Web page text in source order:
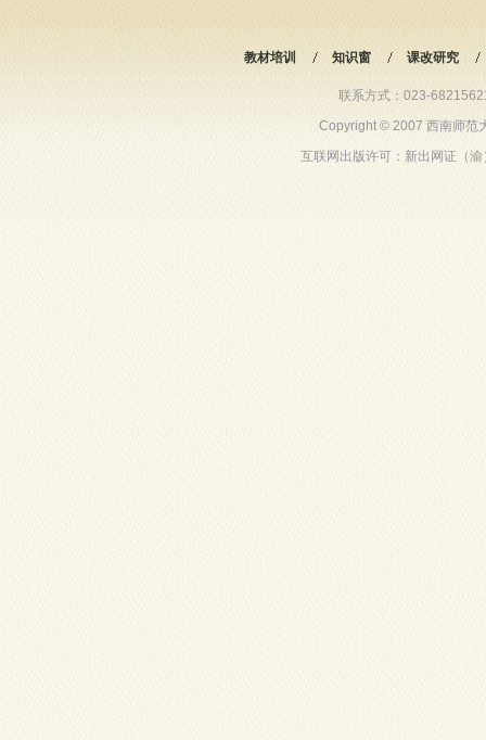
教材培训 知识窗 课改研究
联系方式：023-
Copyright © 2007 西南师范
互联网出版许可：新出网证（